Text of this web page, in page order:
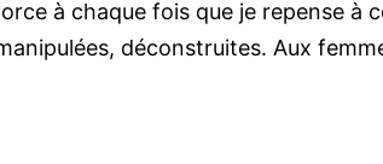
à chaque fois que je repense à
déconstruites. Aux